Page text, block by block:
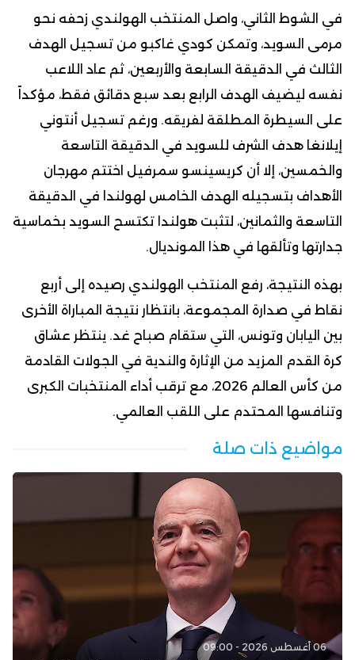
في الشوط الثاني، واصل المنتخب الهولندي زحفه نحو
مرمى السويد، وتمكن كودي غاكبو من تسجيل الهدف
الثالث في الدقيقة السابعة والأربعين، ثم عاد اللاعب
نفسه ليضيف الهدف الرابع بعد سبع دقائق فقط، مؤكداً
على السيطرة المطلقة لفريقه. ورغم تسجيل أنتوني
إيلانغا هدف الشرف للسويد في الدقيقة التاسعة
والخمسين، إلا أن كريسينسو سمرفيل اختتم مهرجان
الأهداف بتسجيله الهدف الخامس لهولندا في الدقيقة
التاسعة والثمانين، لتثبت هولندا تكتسح السويد بخماسية
جدارتها وتألقها في هذا المونديال.
بهذه النتيجة، رفع المنتخب الهولندي رصيده إلى أربع
نقاط في صدارة المجموعة، بانتظار نتيجة المباراة الأخرى
بين اليابان وتونس، التي ستقام صباح غد. ينتظر عشاق
كرة القدم المزيد من الإثارة والندية في الجولات القادمة
من كأس العالم 2026، مع ترقب أداء المنتخبات الكبرى
وتنافسها المحتدم على اللقب العالمي.
مواضيع ذات صلة
06 أغسطس 2026 - 09:00